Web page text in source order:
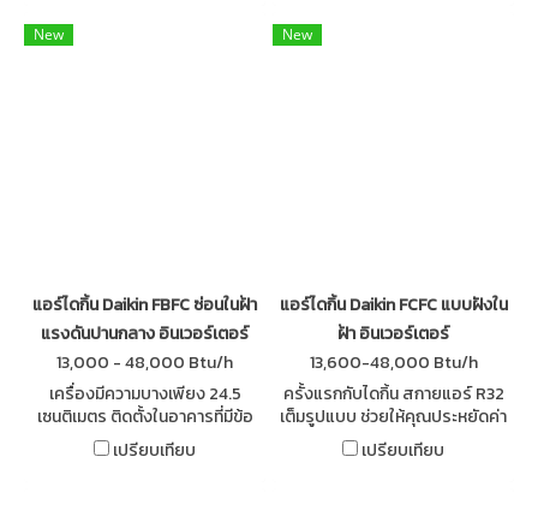
New
แอร์ไดกิ้น Daikin FBFC ซ่อนในฝ้า
แรงดันปานกลาง อินเวอร์เตอร์
13,000 - 48,000 Btu/h
เครื่องมีความบางเพียง 24.5
เซนติเมตร ติดตั้งในอาคารที่มีข้อ
จำกัดเรื่องความสูงของเพดานได้
ลดขนาดคอนเดนซิ่งเล็กลงสูงสุด
เปรียบเทียบ
New
แอร์ไดกิ้น Daikin FCFC แบบฝังใน
ฝ้า อินเวอร์เตอร์
13,600-48,000 Btu/h
ครั้งแรกกับไดกิ้น สกายแอร์ R32
เต็มรูปแบบ ช่วยให้คุณประหยัดค่า
ไฟได้มากกว่า เย็นเร็ว ไม่ทำลายชั้น
บรรยากาศโอโซน คอยล์ CAZ ทน
เปรียบเทียบ